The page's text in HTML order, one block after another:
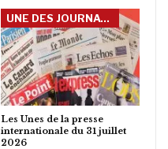
UNE DES JOURNAUX INTERNATIONAUX
Les Unes de la presse
internationale du 31 juillet
2026